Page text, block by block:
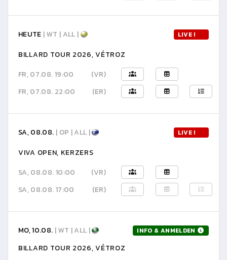
HEUTE | WT | ALL | LIVE !
BILLARD TOUR 2026, VÉTROZ
FR, 07.08. 19:00
(VR)
FR, 07.08. 22:00
(ER)
SA, 08.08. | OP | ALL | LIVE !
VIVA OPEN, KERZERS
SA, 08.08. 10:00
(VR)
SA, 08.08. 17:00
(ER)
MO, 10.08. | WT | ALL | INFO & ANMELDEN
BILLARD TOUR 2026, VÉTROZ